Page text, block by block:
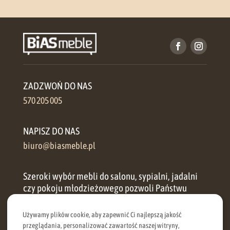
ZADZWOŃ DO NAS
570 205 005
NAPISZ DO NAS
biuro@biasmeble.pl
Szeroki wybór mebli do salonu, sypialni, jadalni
czy pokoju młodzieżowego pozwoli Państwu
Oferujemy zarówno meble klasyczne, jak i meble
Używamy plików cookie, aby zapewnić Ci najlepszą jakość
przeglądania, personalizować zawartość naszej witryny,